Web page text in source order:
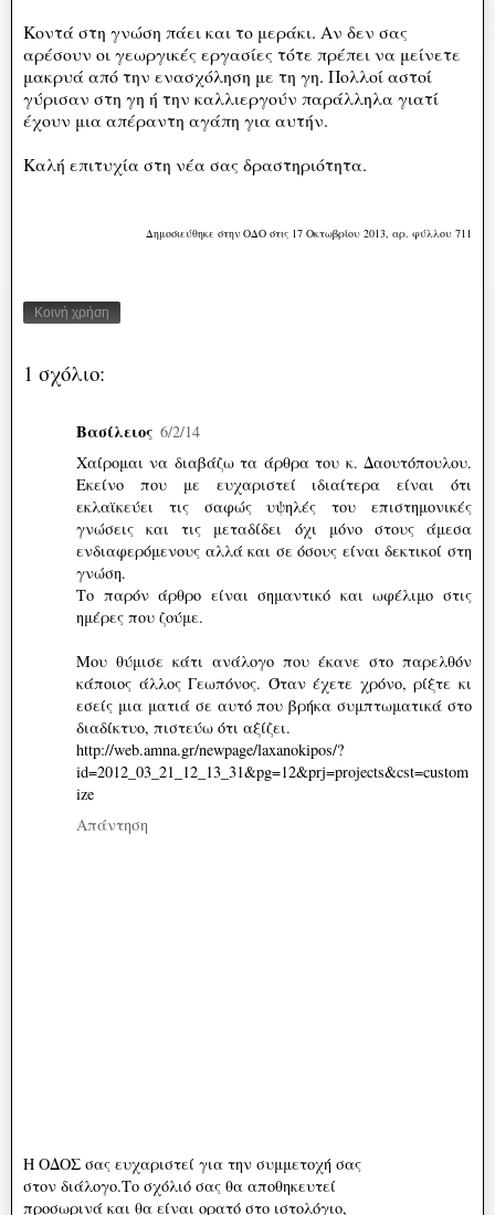
Κοντά στη γνώση πάει και το μεράκι. Αν δεν σας
αρέσουν οι γεωργικές εργασίες τότε πρέπει να μείνετε
μακρυά από την ενασχόληση με τη γη. Πολλοί αστοί
γύρισαν στη γη ή την καλλιεργούν παράλληλα γιατί
έχουν μια απέραντη αγάπη για αυτήν.
Καλή επιτυχία στη νέα σας δραστηριότητα.
Δημοσιεύθηκε στην ΟΔΟ στις 17 Οκτωβρίου 2013, αρ. φύλλου 711
Κοινή χρήση
1 σχόλιο:
Βασίλειος 6/2/14
Χαίρομαι να διαβάζω τα άρθρα του κ. Δαουτόπουλου.
Εκείνο που με ευχαριστεί ιδιαίτερα είναι ότι
εκλαϊκεύει τις σαφώς υψηλές του επιστημονικές
γνώσεις και τις μεταδίδει όχι μόνο στους άμεσα
ενδιαφερόμενους αλλά και σε όσους είναι δεκτικοί στη
γνώση.
Το παρόν άρθρο είναι σημαντικό και ωφέλιμο στις
ημέρες που ζούμε.
Μου θύμισε κάτι ανάλογο που έκανε στο παρελθόν
κάποιος άλλος Γεωπόνος. Όταν έχετε χρόνο, ρίξτε κι
εσείς μια ματιά σε αυτό που βρήκα συμπτωματικά στο
διαδίκτυο, πιστεύω ότι αξίζει.
http://web.amna.gr/newpage/laxanokipos/?
id=2012_03_21_12_13_31&pg=12&prj=projects&cst=custom
ize
Απάντηση
Η ΟΔΟΣ σας ευχαριστεί για την συμμετοχή σας
στον διάλογο.Το σχόλιό σας θα αποθηκευτεί
προσωρινά και θα είναι ορατό στο ιστολόγιο,